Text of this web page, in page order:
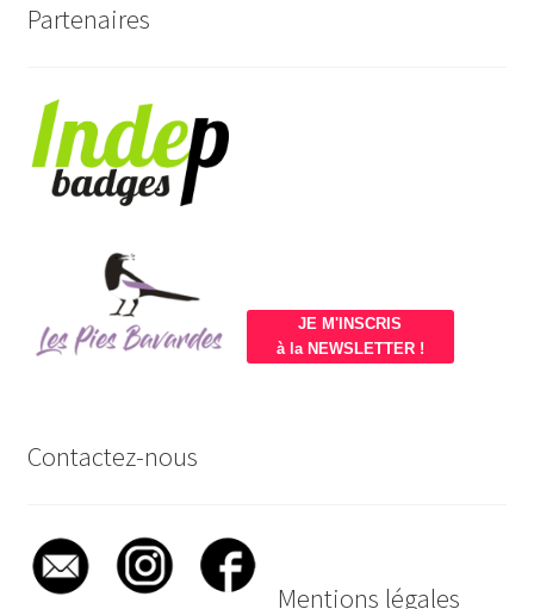
Partenaires
JE M'INSCRIS
à la NEWSLETTER !
Contactez-nous
Mentions légales